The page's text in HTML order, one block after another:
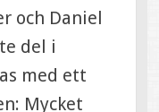
och Daniel
del i
med ett
Mycket